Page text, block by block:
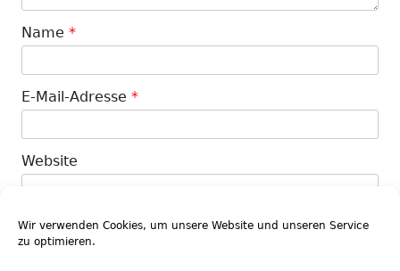
Wir verwenden Cookies, um unsere Website und unseren Service
zu optimieren.
Name *
E-Mail-Adresse *
Website